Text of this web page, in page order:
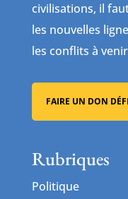
civilisations, il
les nouvelles
les conflits à
FAIRE UN DON
Rubriques
Politique